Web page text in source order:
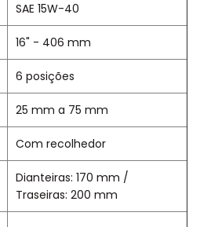
SAE 15W-40
16" - 406 mm
6 posições
25 mm a 75 mm
Com recolhedor
Dianteiras: 170 mm /
Traseiras: 200 mm